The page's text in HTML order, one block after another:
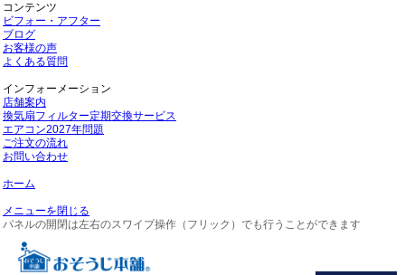
コンテンツ
ビフォー・アフター
ブログ
お客様の声
よくある質問
インフォーメーション
店舗案内
換気扇フィルター定期交換サービス
エアコン2027年問題
ご注文の流れ
お問い合わせ
ホーム
メニューを閉じる
パネルの開閉は左右のスワイプ操作（フリック）でも行うことができます